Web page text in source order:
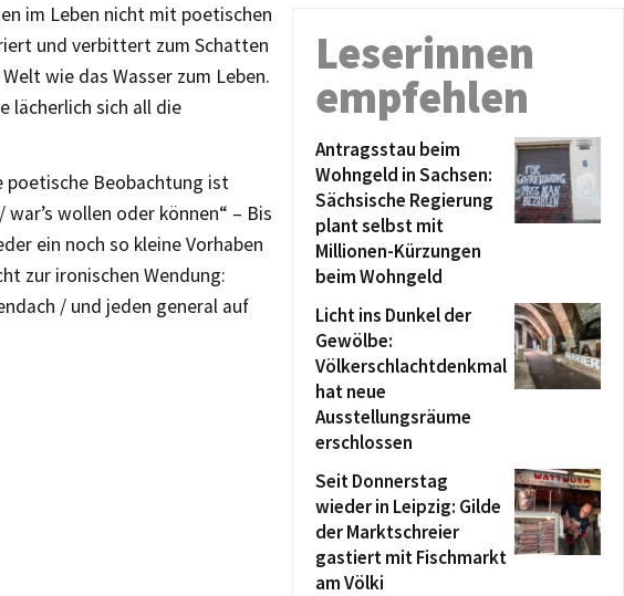
im Leben nicht mit poetischen
und verbittert zum Schatten
wie das Wasser zum Leben.
lächerlich sich all die
poetische Beobachtung ist
wollen oder können“ – Bis
ein noch so kleine Vorhaben
zur ironischen Wendung:
/ und jeden general auf
Leserinnen
empfehlen
Antragsstau beim
Wohngeld in Sachsen:
Sächsische Regierung
plant selbst mit
Millionen-Kürzungen
beim Wohngeld
Licht ins Dunkel der
Gewölbe:
Völkerschlachtdenkmal
hat neue
Ausstellungsräume
erschlossen
Seit Donnerstag
wieder in Leipzig: Gilde
der Marktschreier
gastiert mit Fischmarkt
am Völki